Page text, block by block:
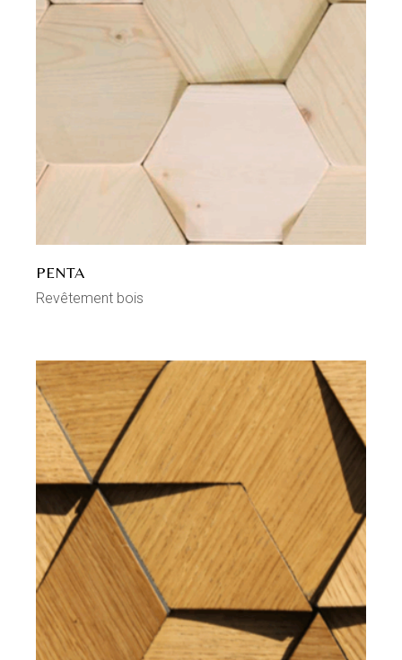
PENTA
Revêtement bois